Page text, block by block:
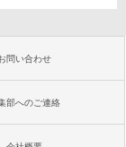
問い合わせ
部へのご連絡